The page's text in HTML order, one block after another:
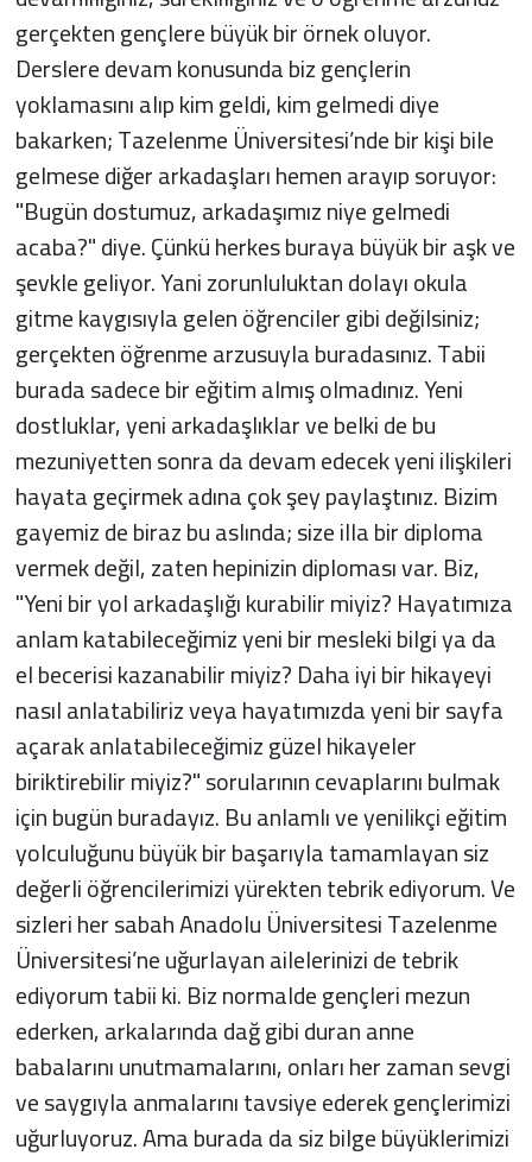
gerçekten gençlere büyük bir örnek oluyor.
Derslere devam konusunda biz gençlerin
yoklamasını alıp kim geldi, kim gelmedi diye
bakarken; Tazelenme Üniversitesi’nde bir kişi bile
gelmese diğer arkadaşları hemen arayıp soruyor:
"Bugün dostumuz, arkadaşımız niye gelmedi
acaba?" diye. Çünkü herkes buraya büyük bir aşk ve
şevkle geliyor. Yani zorunluluktan dolayı okula
gitme kaygısıyla gelen öğrenciler gibi değilsiniz;
gerçekten öğrenme arzusuyla buradasınız. Tabii
burada sadece bir eğitim almış olmadınız. Yeni
dostluklar, yeni arkadaşlıklar ve belki de bu
mezuniyetten sonra da devam edecek yeni ilişkileri
hayata geçirmek adına çok şey paylaştınız. Bizim
gayemiz de biraz bu aslında; size illa bir diploma
vermek değil, zaten hepinizin diploması var. Biz,
"Yeni bir yol arkadaşlığı kurabilir miyiz? Hayatımıza
anlam katabileceğimiz yeni bir mesleki bilgi ya da
el becerisi kazanabilir miyiz? Daha iyi bir hikayeyi
nasıl anlatabiliriz veya hayatımızda yeni bir sayfa
açarak anlatabileceğimiz güzel hikayeler
biriktirebilir miyiz?" sorularının cevaplarını bulmak
için bugün buradayız. Bu anlamlı ve yenilikçi eğitim
yolculuğunu büyük bir başarıyla tamamlayan siz
değerli öğrencilerimizi yürekten tebrik ediyorum. Ve
sizleri her sabah Anadolu Üniversitesi Tazelenme
Üniversitesi’ne uğurlayan ailelerinizi de tebrik
ediyorum tabii ki. Biz normalde gençleri mezun
ederken, arkalarında dağ gibi duran anne
babalarını unutmamalarını, onları her zaman sevgi
ve saygıyla anmalarını tavsiye ederek gençlerimizi
uğurluyoruz. Ama burada da siz bilge büyüklerimizi